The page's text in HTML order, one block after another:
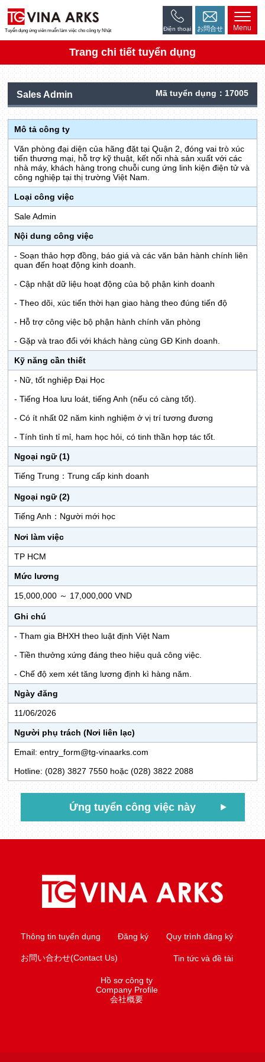
Tuyển dụng ứng viên muốn làm việc cho công ty Nhật Điện thoại お問合せ Menu
Trang chi tiết tuyển dụng
Sales Admin Mã tuyển dụng：17005
Mô tả công ty
Văn phòng đại diện của hãng đặt tại Quận 2, đóng vai trò xúc
tiến thương mại, hỗ trợ kỹ thuật, kết nối nhà sản xuất với các
nhà máy, khách hàng trong chuỗi cung ứng linh kiện điện tử và
công nghiệp tại thị trường Việt Nam.
Loại công việc
Sale Admin
Nội dung công việc
- Soạn thảo hợp đồng, báo giá và các văn bản hành chính liên
quan đến hoạt động kinh doanh.
- Cập nhật dữ liệu hoạt động của bộ phận kinh doanh
- Theo dõi, xúc tiến thời hạn giao hàng theo đúng tiến độ
- Hỗ trợ công việc bộ phận hành chính văn phòng
- Gặp và trao đổi với khách hàng cùng GĐ Kinh doanh.
Kỹ năng cần thiết
- Nữ, tốt nghiệp Đại Học
- Tiếng Hoa lưu loát, tiếng Anh (nếu có càng tốt).
- Có ít nhất 02 năm kinh nghiệm ở vị trí tương đương
- Tính tình tỉ mỉ, ham học hỏi, có tinh thần hợp tác tốt.
Ngoại ngữ (1)
Tiếng Trung：Trung cấp kinh doanh
Ngoại ngữ (2)
Tiếng Anh：Người mới học
Nơi làm việc
TP HCM
Mức lương
15,000,000 ～ 17,000,000 VND
Ghi chú
- Tham gia BHXH theo luật định Việt Nam
- Tiền thưởng xứng đáng theo hiệu quả công việc.
- Chế độ xem xét tăng lương định kì hàng năm.
Ngày đăng
11/06/2026
Người phụ trách (Nơi liên lạc)
Email: entry_form@tg-vinaarks.com
Hotline: (028) 3827 7550 hoặc (028) 3822 2088
Ứng tuyển công việc này
Thông tin tuyển dụng Đăng ký Quy trình đăng ký
お問い合わせ(Contact Us) Tin tức và đề tài
Hồ sơ công ty
Company Profile
会社概要